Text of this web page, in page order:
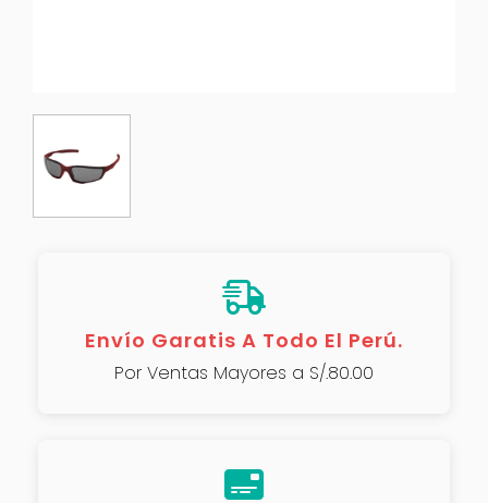
Envío Garatis A Todo El Perú.
Por Ventas Mayores a S/.80.00